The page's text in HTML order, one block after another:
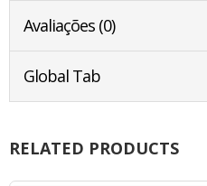
Avaliações (0)
Global Tab
RELATED PRODUCTS